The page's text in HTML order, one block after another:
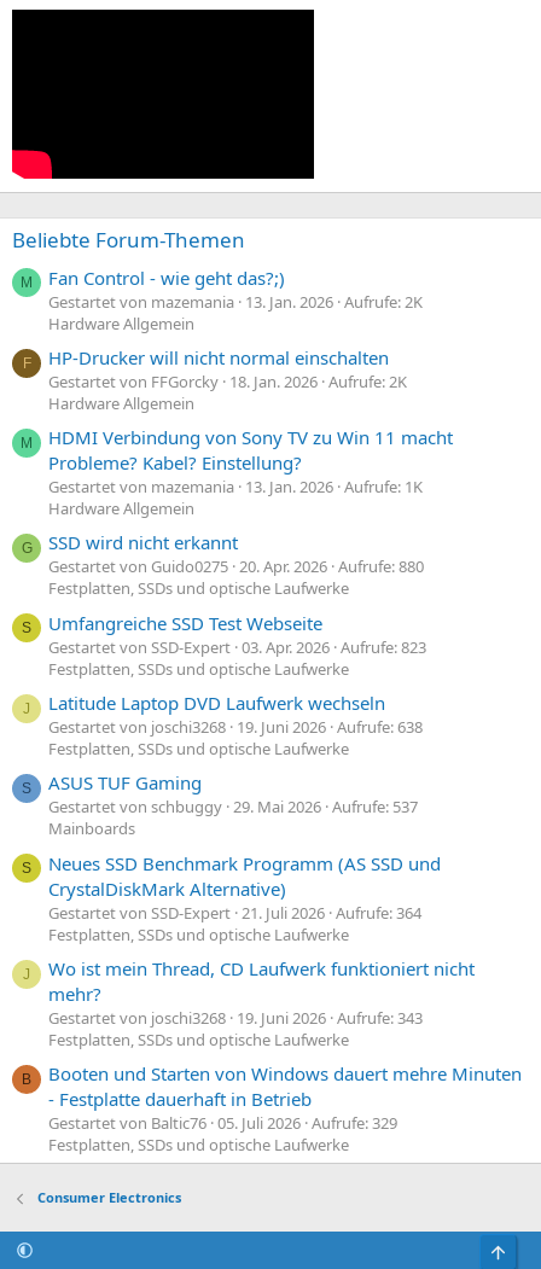
Beliebte Forum-Themen
M Fan Control - wie geht das?;)
Gestartet von mazemania 13. Jan. 2026 Aufrufe: 2K
Hardware Allgemein
F HP-Drucker will nicht normal einschalten
Gestartet von FFGorcky 18. Jan. 2026 Aufrufe: 2K
Hardware Allgemein
M
HDMI Verbindung von Sony TV zu Win 11 macht
Probleme? Kabel? Einstellung?
Gestartet von mazemania 13. Jan. 2026 Aufrufe: 1K
Hardware Allgemein
G SSD wird nicht erkannt
Gestartet von Guido0275 20. Apr. 2026 Aufrufe: 880
Festplatten, SSDs und optische Laufwerke
S Umfangreiche SSD Test Webseite
Gestartet von SSD-Expert 03. Apr. 2026 Aufrufe: 823
Festplatten, SSDs und optische Laufwerke
J Latitude Laptop DVD Laufwerk wechseln
Gestartet von joschi3268 19. Juni 2026 Aufrufe: 638
Festplatten, SSDs und optische Laufwerke
S ASUS TUF Gaming
Gestartet von schbuggy 29. Mai 2026 Aufrufe: 537
Mainboards
S
Neues SSD Benchmark Programm (AS SSD und
CrystalDiskMark Alternative)
Gestartet von SSD-Expert 21. Juli 2026 Aufrufe: 364
Festplatten, SSDs und optische Laufwerke
J
Wo ist mein Thread, CD Laufwerk funktioniert nicht
mehr?
Gestartet von joschi3268 19. Juni 2026 Aufrufe: 343
Festplatten, SSDs und optische Laufwerke
B
Booten und Starten von Windows dauert mehre Minuten
- Festplatte dauerhaft in Betrieb
Gestartet von Baltic76 05. Juli 2026 Aufrufe: 329
Festplatten, SSDs und optische Laufwerke
Consumer Electronics